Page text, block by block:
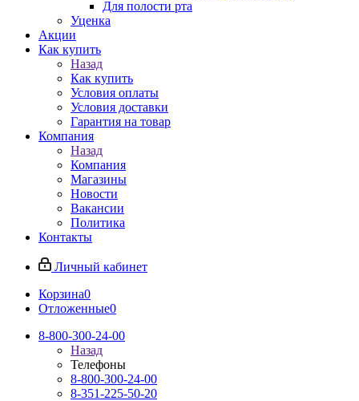
Для полости рта
Уценка
Акции
Как купить
Назад
Как купить
Условия оплаты
Условия доставки
Гарантия на товар
Компания
Назад
Компания
Магазины
Новости
Вакансии
Политика
Контакты
Личный кабинет
Корзина0
Отложенные0
8-800-300-24-00
Назад
Телефоны
8-800-300-24-00
8-351-225-50-20